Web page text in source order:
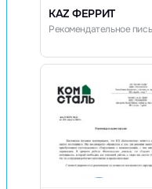
KAZ ФЕРРИТ
Рекомендательное